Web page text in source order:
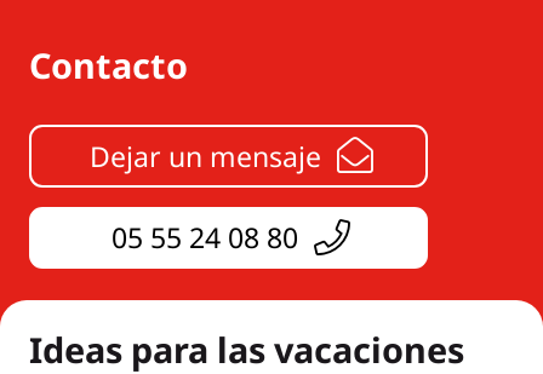
Contacto
Dejar un mensaje
05 55 24 08 80
Ideas para las vacaciones